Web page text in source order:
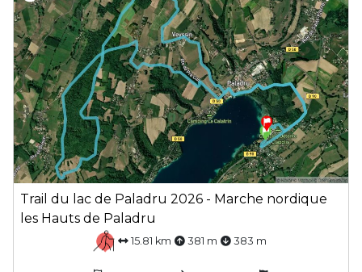
Trail du lac de Paladru 2026 - Marche nordique
les Hauts de Paladru
15.81 km 381 m 383 m